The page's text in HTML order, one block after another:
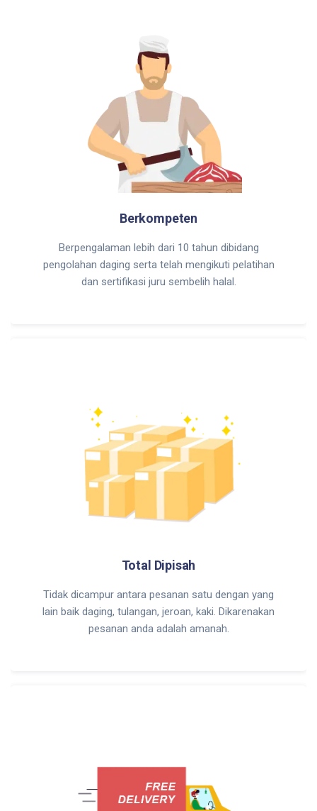
Berkompeten
Berpengalaman lebih dari 10 tahun dibidang
pengolahan daging serta telah mengikuti pelatihan
dan sertifikasi juru sembelih halal.
Total Dipisah
Tidak dicampur antara pesanan satu dengan yang
lain baik daging, tulangan, jeroan, kaki. Dikarenakan
pesanan anda adalah amanah.